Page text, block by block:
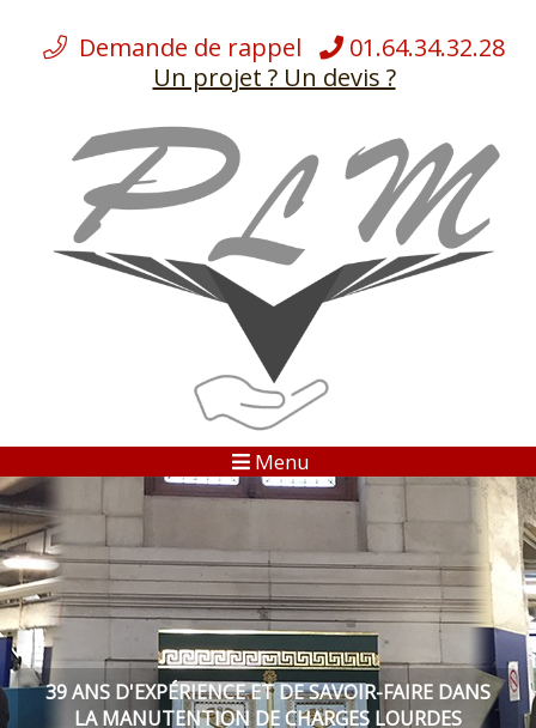
Demande de rappel
01.64.34.32.28
Un projet ? Un devis ?
Menu
NOS
DÉMÉNAGEMENTS
NOS SERVICES
GALERIES